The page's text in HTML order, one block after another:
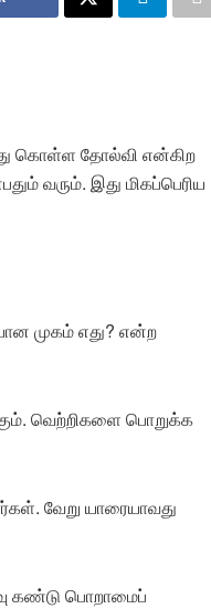
கொள்ள தோல்வி என்கிற
வரும். இது மிகப்பெரிய
முகம் எது? என்ற
வெற்றிகளை பொறுக்க
வேறு யாரையாவது
கண்டு பொறாமைப்